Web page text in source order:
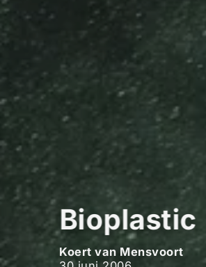
Bioplastic
Koert van Mensvoort